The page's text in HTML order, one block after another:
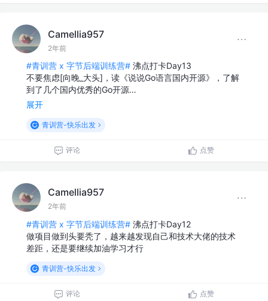
Camellia957
2年前
#青训营 x 字节后端训练营# 沸点打卡Day13
不要焦虑[向晚_大头]，读《说说Go语言国内开源》，了解
到了几个国内优秀的Go开源…
展开
青训营-快乐出发
评论 点赞
Camellia957
2年前
#青训营 x 字节后端训练营# 沸点打卡Day12
做项目做到头要秃了，越来越发现自己和技术大佬的技术
差距，还是要继续加油学习才行
青训营-快乐出发
评论 点赞